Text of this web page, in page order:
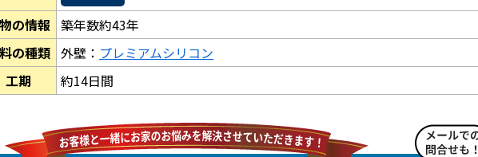
の情報 築年数約43年
の種類 外壁： プレミアムシリコン
工期
約14日間